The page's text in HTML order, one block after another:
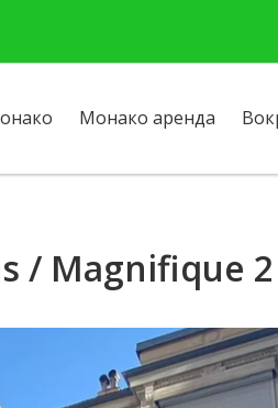
Монако аренда
/ Magnifique